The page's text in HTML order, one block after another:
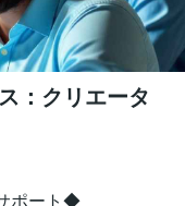
：クリエータ
ポート◆